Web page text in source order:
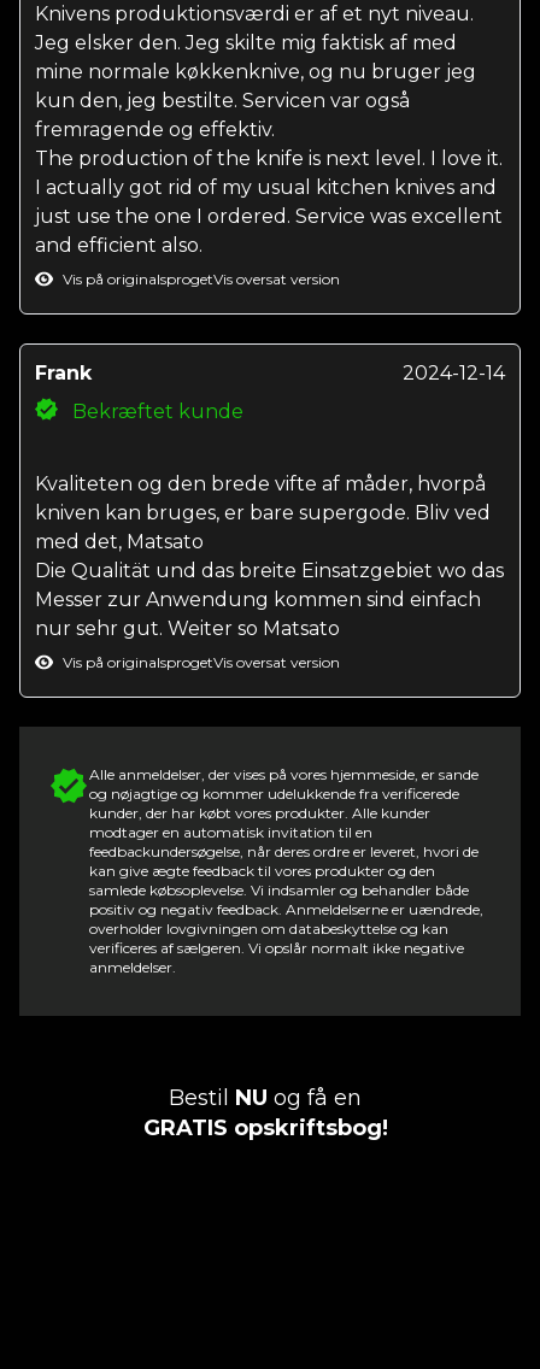
Knivens produktionsværdi er af et nyt niveau.
Jeg elsker den. Jeg skilte mig faktisk af med
mine normale køkkenknive, og nu bruger jeg
kun den, jeg bestilte. Servicen var også
fremragende og effektiv.
The production of the knife is next level. I love it.
I actually got rid of my usual kitchen knives and
just use the one I ordered. Service was excellent
and efficient also.
Vis på originalsprogetVis oversat version
Frank
2024-12-14
Bekræftet kunde
Kvaliteten og den brede vifte af måder, hvorpå
kniven kan bruges, er bare supergode. Bliv ved
med det, Matsato
Die Qualität und das breite Einsatzgebiet wo das
Messer zur Anwendung kommen sind einfach
nur sehr gut. Weiter so Matsato
Vis på originalsprogetVis oversat version
Alle anmeldelser, der vises på vores hjemmeside, er sande
og nøjagtige og kommer udelukkende fra verificerede
kunder, der har købt vores produkter. Alle kunder
modtager en automatisk invitation til en
feedbackundersøgelse, når deres ordre er leveret, hvori de
kan give ægte feedback til vores produkter og den
samlede købsoplevelse. Vi indsamler og behandler både
positiv og negativ feedback. Anmeldelserne er uændrede,
overholder lovgivningen om databeskyttelse og kan
verificeres af sælgeren. Vi opslår normalt ikke negative
anmeldelser.
Bestil NU og få en
GRATIS opskriftsbog!